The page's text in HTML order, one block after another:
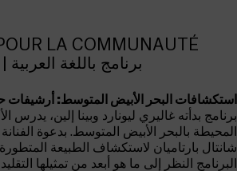
LA COMMUNAUTÉ
ARABOPHONE | برنامج باللغة العربية
استكشافات البحر الأبيض المتوسط: أرشيفات
برنامج بدأته غاليري ليونارد وبينا إلين،
المحيطة بالبحر الأبيض المتوسط. بدعوة
شانتال بارتاميان لاستكشاف الطبيعة
البرنامج النظر إلى ما هو أبعد من تمثيلها